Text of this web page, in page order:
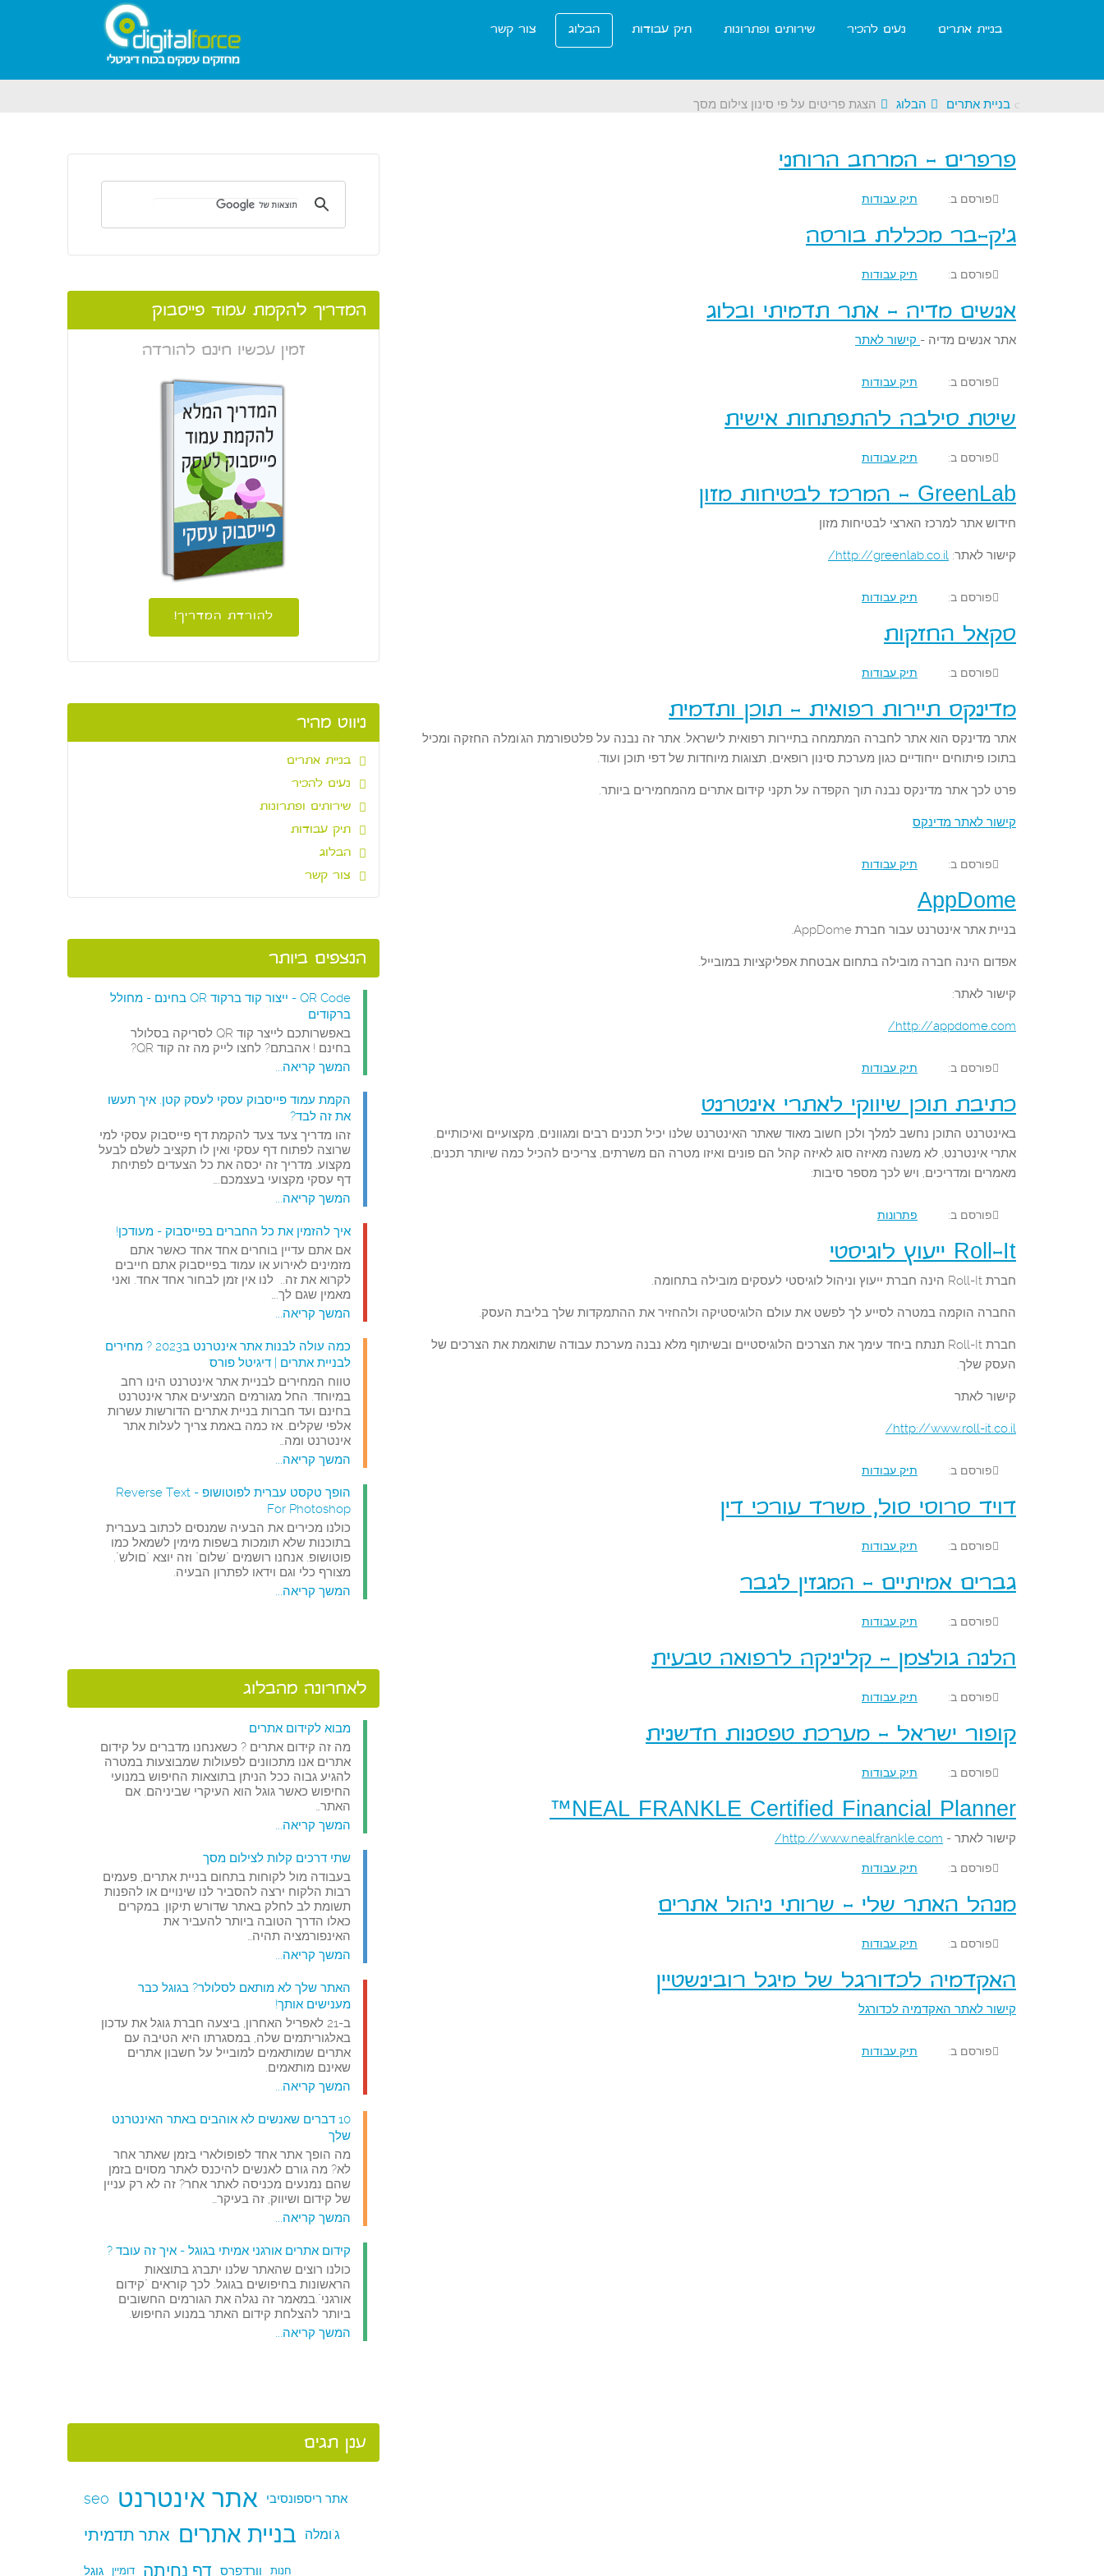
בניית אתרים נעים להכיר שירותים ופתרונות תיק עבודות הבלוג צור קשר
בניית אתרים הבלוג הצגת פריטים על פי סינון צילום מסך
פרפרים - המרחב הרוחני
פורסם ב: תיק עבודות
ג'ק-בר מכללת בורסה
פורסם ב: תיק עבודות
אנשים מדיה - אתר תדמיתי ובלוג
אתר אנשים מדיה - קישור לאתר
פורסם ב: תיק עבודות
שיטת סילבה להתפתחות אישית
פורסם ב: תיק עבודות
GreenLab - המרכז לבטיחות מזון
חידוש אתר למרכז הארצי לבטיחות מזון
קישור לאתר: http://greenlab.co.il/
פורסם ב: תיק עבודות
סקאל החזקות
פורסם ב: תיק עבודות
מדינקס תיירות רפואית - תוכן ותדמית
אתר מדינקס הוא אתר לחברה המתמחה בתיירות רפואית לישראל. אתר זה נבנה על פלטפורמת הג'ומלה החזקה ומכיל
בתוכו פיתוחים ייחודיים כגון מערכת סינון רופאים, תצוגות מיוחדות של דפי תוכן ועוד.
פרט לכך אתר מדינקס נבנה תוך הקפדה על תקני קידום אתרים מהמחמירים ביותר.
קישור לאתר מדינקס
פורסם ב: תיק עבודות
AppDome
בניית אתר אינטרנט עבור חברת AppDome.
אפדום הינה חברה מובילה בתחום אבטחת אפליקציות במובייל.
קישור לאתר:
http://appdome.com/
פורסם ב: תיק עבודות
כתיבת תוכן שיווקי לאתרי אינטרנט
באינטרנט התוכן נחשב למלך ולכן חשוב מאוד שאתר האינטרנט שלנו יכיל תכנים רבים ומגוונים, מקצועיים ואיכותיים.
אתרי אינטרנט, לא משנה מאיזה סוג לאיזה קהל הם פונים ואיזו מטרה הם משרתים, צריכים להכיל כמה שיותר תכנים,
מאמרים ומדריכים, ויש לכך מספר סיבות:
פורסם ב: פתרונות
Roll-It ייעוץ לוגיסטי
חברת Roll-It הינה חברת ייעוץ וניהול לוגיסטי לעסקים מובילה בתחומה.
החברה הוקמה במטרה לסייע לך לפשט את עולם הלוגיסטיקה ולהחזיר את ההתמקדות שלך בליבת העסק.
חברת Roll-It תנתח ביחד עימך את הצרכים הלוגיסטיים ובשיתוף מלא נבנה מערכת עבודה שתואמת את הצרכים של
העסק שלך.
קישור לאתר
http://www.roll-it.co.il/
פורסם ב: תיק עבודות
דויד סרוסי סול, משרד עורכי דין
פורסם ב: תיק עבודות
גברים אמיתיים - המגזין לגבר
פורסם ב: תיק עבודות
הלנה גולצמן - קליניקה לרפואה טבעית
פורסם ב: תיק עבודות
קופור ישראל - מערכת טפסנות חדשנית
פורסם ב: תיק עבודות
NEAL FRANKLE Certified Financial Planner™
קישור לאתר - http://www.nealfrankle.com/
פורסם ב: תיק עבודות
מנהל האתר שלי - שרותי ניהול אתרים
פורסם ב: תיק עבודות
האקדמיה לכדורגל של מיגל רובינשטיין
קישור לאתר האקדמיה לכדורגל
פורסם ב: תיק עבודות
המדריך להקמת עמוד פייסבוק
זמין עכשיו חינם להורדה
להורדת המדריך!
ניווט מהיר
בניית אתרים
נעים להכיר
שירותים ופתרונות
תיק עבודות
הבלוג
צור קשר
הנצפים ביותר
QR Code - ייצור קוד ברקוד QR בחינם - מחולל
ברקודים
באפשרותכם לייצר קוד QR לסריקה בסלולר
בחינם ! אהבתם? לחצו לייק מה זה קוד QR?
המשך קריאה...
הקמת עמוד פייסבוק עסקי לעסק קטן. איך תעשו
את זה לבד?
זהו מדריך צעד צעד להקמת דף פייסבוק עסקי למי
שרוצה לפתוח דף עסקי ואין לו תקציב לשלם לבעל
מקצוע. מדריך זה יכסה את כל הצעדים לפתיחת
דף עסקי מקצועי בעצמכם.…
המשך קריאה...
איך להזמין את כל החברים בפייסבוק - מעודכן!
אם אתם עדיין בוחרים אחד אחד כאשר אתם
מזמינים לאירוע או עמוד בפייסבוק אתם חייבים
לקרוא את זה.. לנו אין זמן לבחור אחד אחד. ואני
מאמין שגם לך.…
המשך קריאה...
כמה עולה לבנות אתר אינטרנט ב2023 ? מחירים
לבניית אתרים | דיגיטל פורס
טווח המחירים לבניית אתר אינטרנט הינו רחב
במיוחד. החל מגורמים המציעים אתר אינטרנט
בחינם ועד חברות בניית אתרים הדורשות עשרות
אלפי שקלים. אז כמה באמת צריך לעלות אתר
אינטרנט ומה…
המשך קריאה...
הופך טקסט עברית לפוטושופ - Reverse Text
For Photoshop
כולנו מכירים את הבעיה שמנסים לכתוב בעברית
בתוכנות שלא תומכות בשפות מימין לשמאל כמו
פוטושופ. אנחנו רושמים "שלום" וזה יוצא "םולש".
מצורף כלי וגם וידאו לפתרון הבעיה.
המשך קריאה...
לאחרונה מהבלוג
מבוא לקידום אתרים
מה זה קידום אתרים ? כשאנחנו מדברים על קידום
אתרים אנו מתכוונים לפעולות שמבוצעות במטרה
להגיע גבוה ככל הניתן בתוצאות החיפוש במנועי
החיפוש כאשר גוגל הוא העיקרי שביניהם. אם
האתר…
המשך קריאה...
שתי דרכים קלות לצילום מסך
בעבודה מול לקוחות בתחום בניית אתרים, פעמים
רבות הלקוח ירצה להסביר לנו שינויים או להפנות
תשומת לב לחלק באתר שדורש תיקון. במקרים
כאלו הדרך הטובה ביותר להעביר את
האינפורמציה תהיה…
המשך קריאה...
האתר שלך לא מותאם לסלולר? בגוגל כבר
מענישים אותך!
ב-21 לאפריל האחרון, ביצעה חברת גוגל את עדכון
באלגוריתמים שלה, במסגרתו היא הטיבה עם
אתרים שמותאמים למובייל על חשבון אתרים
שאינם מותאמים.
המשך קריאה...
10 דברים שאנשים לא אוהבים באתר האינטרנט
שלך
מה הופך אתר אחד לפופולארי בזמן שאתר אחר
לא? מה גורם לאנשים להיכנס לאתר מסוים בזמן
שהם נמנעים מכניסה לאתר אחר? זה לא רק עניין
של קידום ושיווק, זה בעיקר…
המשך קריאה...
קידום אתרים אורגני אמיתי בגוגל - איך זה עובד ?
כולנו רוצים שהאתר שלנו יתברג בתוצאות
הראשונות בחיפושים בגוגל. לכך קוראים "קידום
אורגני".במאמר זה נגלה את הגורמים החשובים
ביותר להצלחת קידום האתר במנוע החיפוש.
המשך קריאה...
ענן תגים
seo אתר אינטרנט אתר ריספונסיבי
אתר תדמיתי בניית אתרים ג'ומלה
גוגל דומיין דף נחיתה וורדפרס חנות